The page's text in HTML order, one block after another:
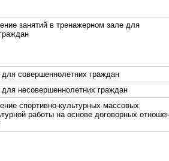
занятий в тренажерном зале для
совершеннолетних граждан
несовершеннолетних граждан
спортивно-культурных массовых
работы на основе договорных